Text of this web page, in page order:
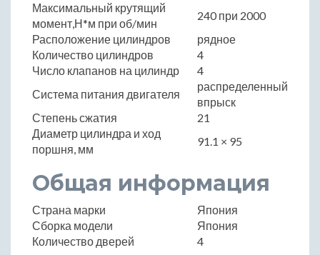
Максимальный крутящий
момент,Н*м при об/мин
240 при 2000
Расположение цилиндров
рядное
Количество цилиндров
4
Число клапанов на цилиндр
4
Система питания двигателя
распределенный
впрыск
Степень сжатия
21
Диаметр цилиндра и ход
поршня, мм
91.1 × 95
Общая информация
Страна марки
Япония
Сборка модели
Япония
Количество дверей
4